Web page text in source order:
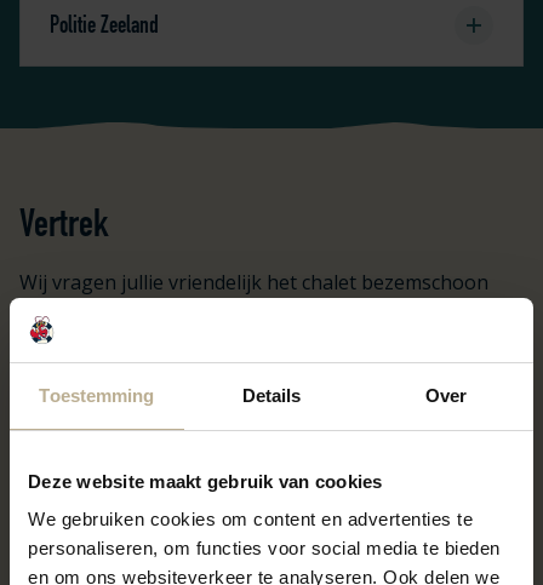
Toestemming Details Over
Deze website maakt gebruik van cookies
We gebruiken cookies om content en advertenties te
personaliseren, om functies voor social media te bieden
en om ons websiteverkeer te analyseren. Ook delen we
Politie Zeeland
Vertrek
Wij vragen jullie vriendelijk het chalet bezemschoon
achter te laten en alle prullenbakken te legen. Het afval
kunnen jullie kwijt in de milieustraat.
Handdoeken- en lakenpakketten
en alles verzamelen in de badkamer? Als het
beddengoed na vertrek niet is afgehaald wordt er €
10,00 in rekening gebracht.